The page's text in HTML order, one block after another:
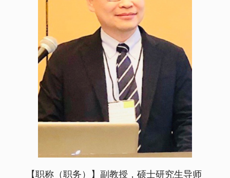
【职称（职务）】副教授，硕士研究生导师